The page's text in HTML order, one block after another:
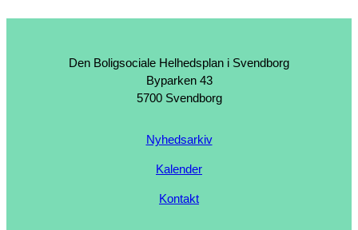
Den Boligsociale Helhedsplan i Svendborg
Byparken 43
5700 Svendborg
Nyhedsarkiv
Kalender
Kontakt